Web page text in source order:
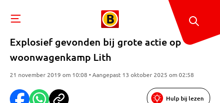
Explosief gevonden bij grote actie op
woonwagenkamp Lith
21 november 2019 om 10:08 • Aangepast 13 oktober 2025 om 02:58
Hulp bij lezen